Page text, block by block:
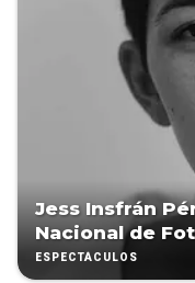
Jess Insfrán
Nacional de
ESPECTÁCULOS